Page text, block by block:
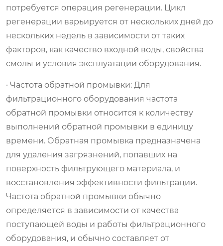
потребуется операция регенерации. Цикл
регенерации варьируется от нескольких дней до
нескольких недель в зависимости от таких
факторов, как качество входной воды, свойства
смолы и условия эксплуатации оборудования.
· Частота обратной промывки: Для
фильтрационного оборудования частота
обратной промывки относится к количеству
выполнений обратной промывки в единицу
времени. Обратная промывка предназначена
для удаления загрязнений, попавших на
поверхность фильтрующего материала, и
восстановления эффективности фильтрации.
Частота обратной промывки обычно
определяется в зависимости от качества
поступающей воды и работы фильтрационного
оборудования, и обычно составляет от